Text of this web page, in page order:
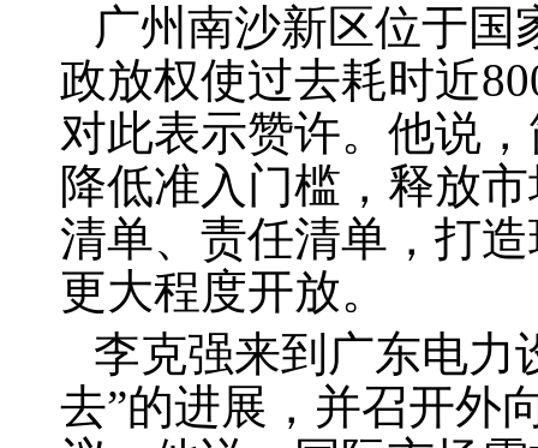
广州南沙新区位于
政放权使过去耗时近
对此表示赞许。他说
降低准入门槛，释放
清单、责任清单，打
更大程度开放。
李克强来到广东电力
去”的进展，并召开外